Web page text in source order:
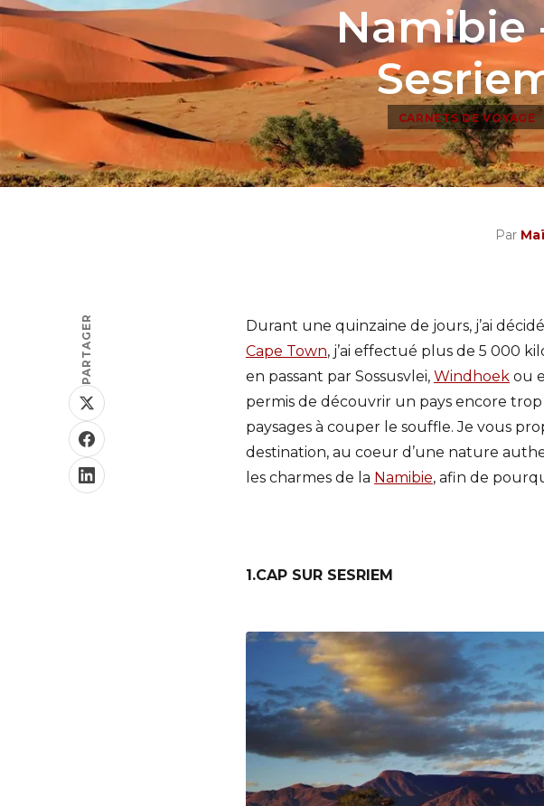
Namibie
CARNETS DE VOYAGE
Par
PARTAGER
Durant une quinzaine de jours, j’ai
Cape Town, j’ai effectué plus de 5 000
en passant par Sossusvlei, Windhoek ou
permis de découvrir un pays encore
paysages à couper le souffle. Je vous
destination, au coeur d’une nature
les charmes de la Namibie, afin de
1.CAP SUR SESRIEM